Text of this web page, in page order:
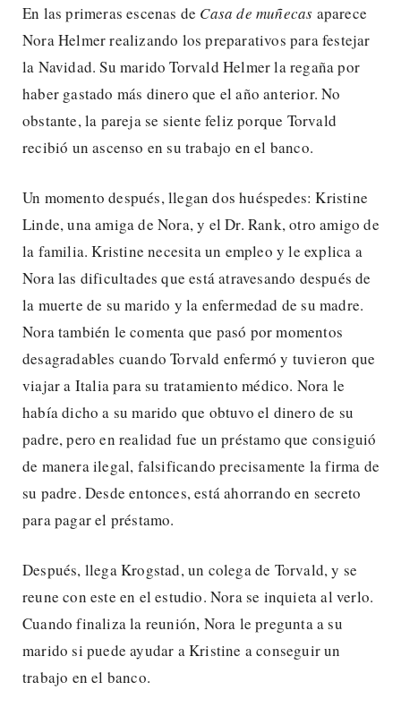
En las primeras escenas de Casa de muñecas aparece
Nora Helmer realizando los preparativos para festejar
la Navidad. Su marido Torvald Helmer la regaña por
haber gastado más dinero que el año anterior. No
obstante, la pareja se siente feliz porque Torvald
recibió un ascenso en su trabajo en el banco.
Un momento después, llegan dos huéspedes: Kristine
Linde, una amiga de Nora, y el Dr. Rank, otro amigo de
la familia. Kristine necesita un empleo y le explica a
Nora las dificultades que está atravesando después de
la muerte de su marido y la enfermedad de su madre.
Nora también le comenta que pasó por momentos
desagradables cuando Torvald enfermó y tuvieron que
viajar a Italia para su tratamiento médico. Nora le
había dicho a su marido que obtuvo el dinero de su
padre, pero en realidad fue un préstamo que consiguió
de manera ilegal, falsificando precisamente la firma de
su padre. Desde entonces, está ahorrando en secreto
para pagar el préstamo.
Después, llega Krogstad, un colega de Torvald, y se
reune con este en el estudio. Nora se inquieta al verlo.
Cuando finaliza la reunión, Nora le pregunta a su
marido si puede ayudar a Kristine a conseguir un
trabajo en el banco.